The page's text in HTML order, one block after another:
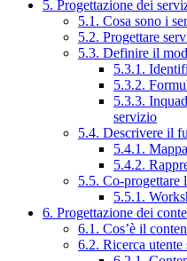
5. Progettazione dei
5.1. Cosa sono i
5.2. Progettare
5.3. Definire il
5.3.1.
5.3.2.
5.3.3.
servizio
5.4. Descrivere il
5.4.1.
5.4.2.
5.5. Co-progettare
5.5.1.
6. Progettazione dei
6.1. Cos’è il
6.2. Ricerca